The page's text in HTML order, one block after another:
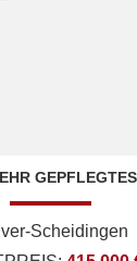
Scheidingen